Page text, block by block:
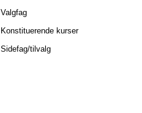
Valgfag
Konstituerende kurser
Sidefag/tilvalg